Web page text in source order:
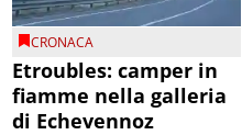
CRONACA
Etroubles: camper in
fiamme nella galleria
di Echevennoz